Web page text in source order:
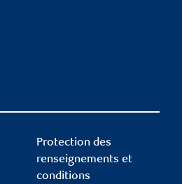
Protection des
renseignements et
conditions